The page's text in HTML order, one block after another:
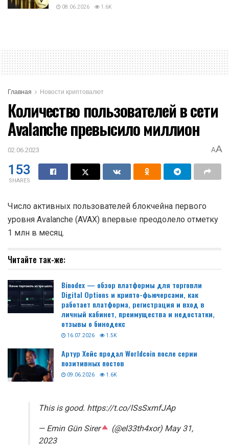
08.06.2026 1.6K
Главная Новости криптовалют
Количество пользователей в сети
Avalanche превысило миллион
02.06.2023 AA
153
SHARES
Число активных пользователей блокчейна первого
уровня Avalanche (AVAX) впервые преодолело отметку
1 млн в месяц.
Читайте так-же:
Binodex — обзор платформы для торговли
Digital Options и крипто-фьючерсами, как
работает платформа, регистрация и вход в
личный кабинет, преимущества и недостатки,
отзывы о бинодекс
16.07.2026 1.5K
Артур Хейс продал Worldcoin после серии
позитивных постов
09.06.2026 1.6K
This is good. https://t.co/lSsSxmfJAp
— Emin Gün Sirer
(@el33th4xor) May 31,
2023